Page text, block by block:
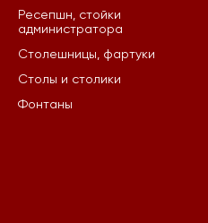
Ресепшн, стойки
администратора
Столешницы, фартуки
Столы и столики
Фонтаны